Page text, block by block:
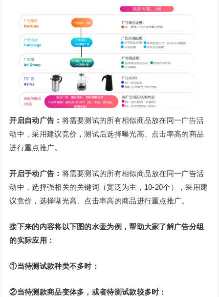
开启自动广告： 将需要测试的所有相似商品放在同一广告活
动中，采用建议竞价，测试后选择曝光高、点击率高的商品
进行重点推广。
开启手动广告： 将需要测试的所有相似商品放在同一广告活
动中，选择强相关的关键词（宽泛为主，10-20个），采用建
议竞价，选择曝光高、点击率高的商品进行重点推广。
接下来的内容将以下图的水壶为例，帮助大家了解广告分组
的实际应用：
①当待测试款种类不多时：
②当待测款商品变体多，或者待测试款较多时：